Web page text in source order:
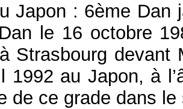
Japon : 6ème Dan
le 16 octobre
Strasbourg
1992 au Japon, à
de ce grade dans